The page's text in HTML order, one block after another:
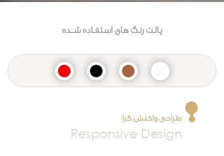
پالت رنگ های استفـاده شــده
طراحی واکنش گرا
Responsive Design